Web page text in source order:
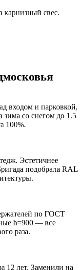
карнизный свес.
входом и парковкой,
зима со снегом до 1.5
100%.
Эстетичнее
подобрала RAL
по ГОСТ
h=900 — все
раза.
12 лет. Заменили на